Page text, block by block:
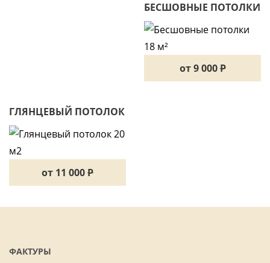
БЕСШОВНЫЕ ПОТОЛКИ
18 М²
от 9 000P
ГЛЯНЦЕВЫЙ ПОТОЛОК
20 М2
от 11 000P
ФАКТУРЫ